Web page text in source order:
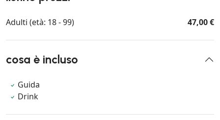
Adulti (età: 18 - 99) 47,00 €
cosa è incluso
Guida
Drink